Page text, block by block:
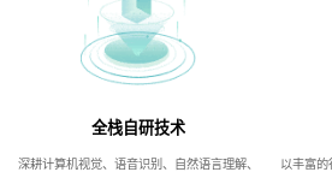
全栈自研技术
深耕计算机视觉、语音识别、自然语言理解、
以丰富的